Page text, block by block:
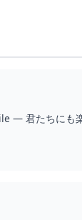
— 君たちにも